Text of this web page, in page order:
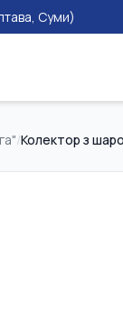
Суми)
/Колектор з